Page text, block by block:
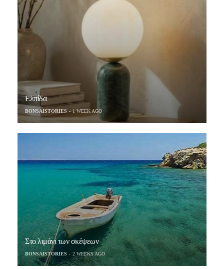
Ελπίδα
BONSAISTORIES 1 WEEK AGO
Στο λιμάνι των σκέψεων
BONSAISTORIES 2 WEEKS AGO